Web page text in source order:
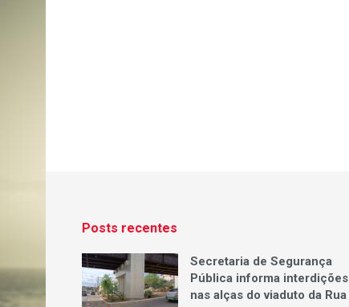
Posts recentes
Secretaria de Segurança
Pública informa interdições
nas alças do viaduto da Rua